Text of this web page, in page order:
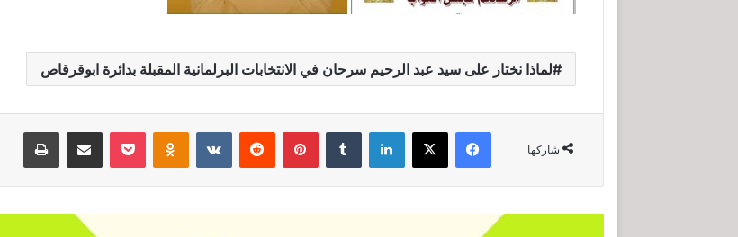
لماذا نختار على سيد عبد الرحيم سرحان في الانتخابات البرلمانية المقبلة بدائرة ابوقرقاص
شاركها
فيسبوك ‫X لينكدإن ‏Tumblr بينتيريست
‏Reddit
‏VKontakte
Odnoklassniki
‫Pocket مشاركة عبر البريد طباعة